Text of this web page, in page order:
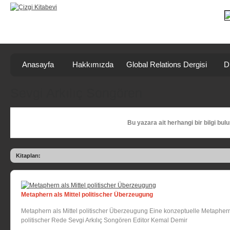
Anasayfa Hakkımızda Global Relations Dergisi
Bu yazara ait herhangi bir bilgi
Kitapları:
Metaphern als Mittel politischer Überzeugung
Metaphern als Mittel politischer Überzeugung Eine konzeptuelle
politischer Rede Sevgi Arkılıç Songören Editor Kemal Demir